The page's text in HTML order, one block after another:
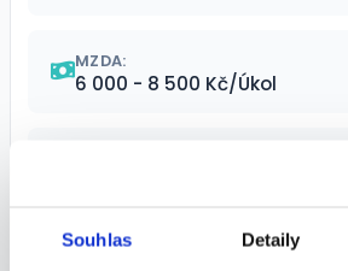
Souhlas Detaily
MZDA:
6 000 - 8 500 Kč/Úkol
MÍSTO VÝKONU: